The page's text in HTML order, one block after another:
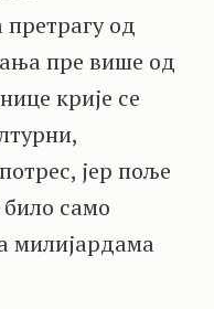
од
пре више од
крије се
јер поље
било само
милијардама